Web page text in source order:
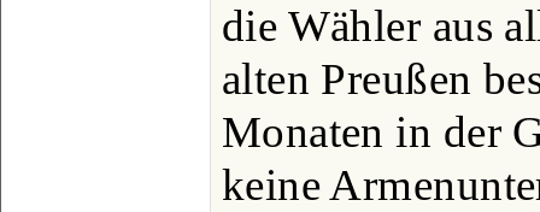
die Wähler aus
alten Preußen
Monaten in der
keine